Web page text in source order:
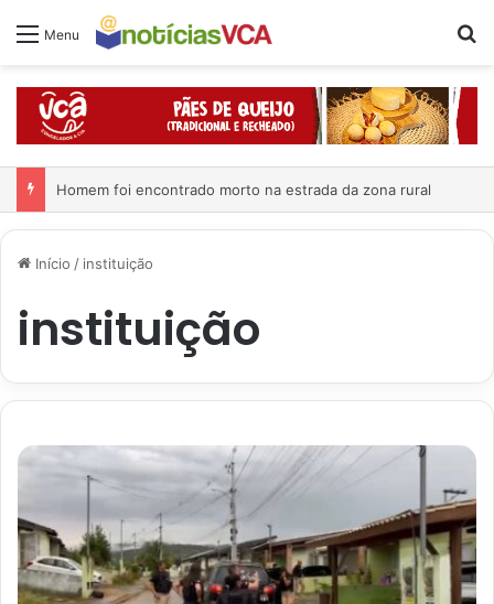
Menu
Homem foi encontrado morto na estrada da zona rural
Início / instituição
instituição